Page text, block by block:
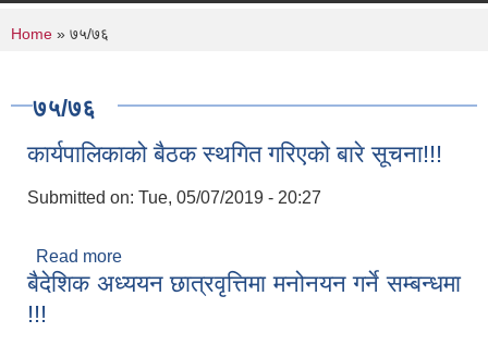
You are here
Home » ७५/७६
७५/७६
कार्यपालिकाको बैठक स्थगित गरिएको बारे सूचना!!!
Submitted on: Tue, 05/07/2019 - 20:27
Read more
बैदेशिक अध्ययन छात्रवृत्तिमा मनोनयन गर्ने सम्बन्धमा
!!!